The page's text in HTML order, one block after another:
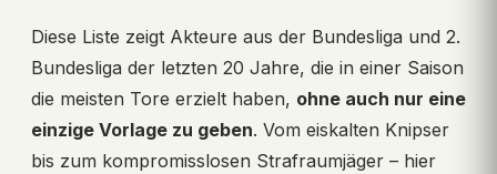
Diese Liste zeigt Akteure aus der Bundesliga und 2.
Bundesliga der letzten 20 Jahre, die in einer Saison
die meisten Tore erzielt haben, ohne auch nur eine
einzige Vorlage zu geben. Vom eiskalten Knipser
bis zum kompromisslosen Strafraumjäger – hier